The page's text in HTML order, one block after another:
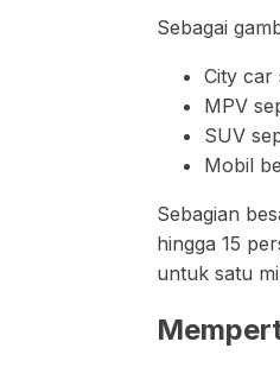
Sebagai
City car
MPV
SUV
Mobil
Sebagian
hingga 15
untuk satu